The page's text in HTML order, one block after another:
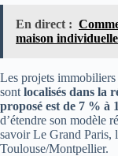
En direct :
maison
Les projets
sont localisés dans la
proposé est de 7 % à
d’étendre son modèle
savoir Le Grand Paris,
Toulouse/Montpellier.